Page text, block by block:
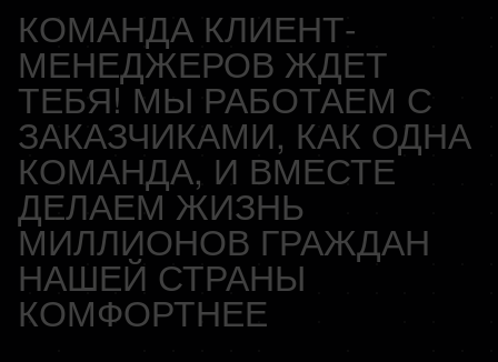
КОМАНДА КЛИЕНТ-
МЕНЕДЖЕРОВ ЖДЕТ
ТЕБЯ! МЫ РАБОТАЕМ С
ЗАКАЗЧИКАМИ, КАК ОДНА
КОМАНДА, И ВМЕСТЕ
ДЕЛАЕМ ЖИЗНЬ
МИЛЛИОНОВ ГРАЖДАН
НАШЕЙ СТРАНЫ
КОМФОРТНЕЕ